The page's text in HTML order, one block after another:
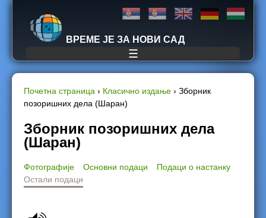
Jump to navigation
ВРЕМЕ ЈЕ ЗА НОВИ САД
☰
Y
o
a
Почетна страница › Класично издање › Зборник
позоришних дела (Шаран)
Зборник позоришних дела
(Шаран)
Фотографије Основни подаци
Подаци о настанку
Остали подаци